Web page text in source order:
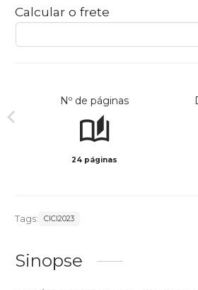
Calcular o frete
Nº de páginas
24 páginas
Tags: CICI2023
Sinopse